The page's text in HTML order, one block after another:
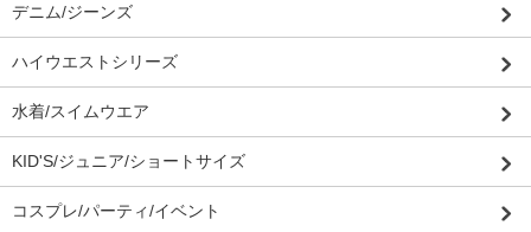
デニム/ジーンズ
ハイウエストシリーズ
水着/スイムウエア
KID'S/ジュニア/ショートサイズ
コスプレ/パーティ/イベント